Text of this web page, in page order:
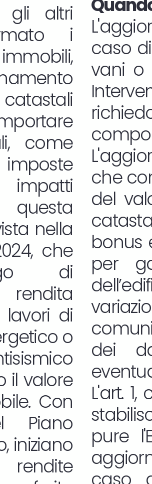
gli altri
i
come
questa
nella
che
di
di
o
il valore
Con
Piano
iniziano
caso
vani o
che
del
bonus
per
dei
L'art.
pure